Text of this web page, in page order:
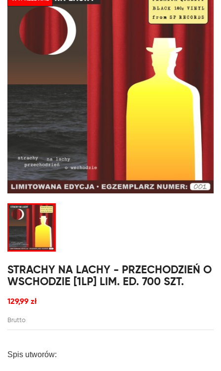
STRACHY NA LACHY - PRZECHODZIEŃ O
WSCHODZIE [1LP] LIM. ED. 700 SZT.
129,99 zł
Brutto
Spis utworów: